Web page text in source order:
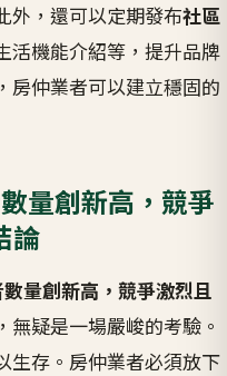
外，還可以定期發布社區
活機能介紹等，提升品牌
房仲業者可以建立穩固的
量創新高，競爭
論
量創新高，競爭激烈且
無疑是一場嚴峻的考驗。
生存。房仲業者必須放下